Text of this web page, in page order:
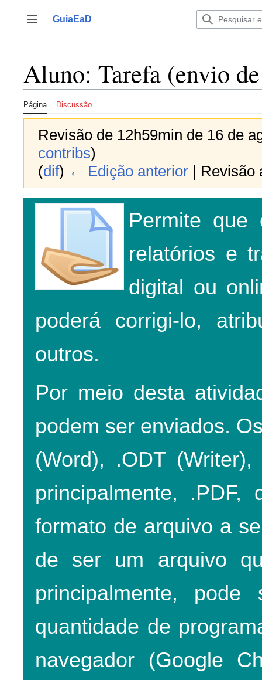
para
Alternar barra lateral
GuiaEaD
Aluno: Tarefa (envio
Página Discussão
Revisão de 12h59min de 16 de
contribs)
(dif) ← Edição anterior | Revisão
Permite que
relatórios e
digital ou
poderá corrigi-lo,
outros.
Por meio desta
podem ser enviados.
(Word), .ODT
principalmente,
formato de arquivo a
de ser um arquivo
principalmente,
quantidade de
navegador (Google